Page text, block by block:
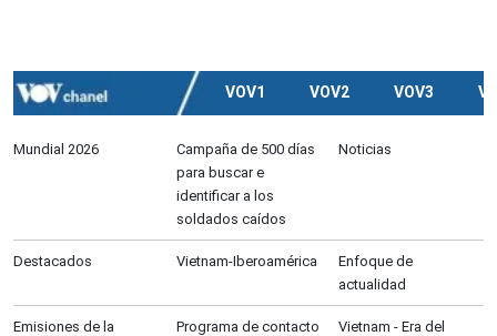
VOV1 VOV2 VOV3
Mundial 2026
Campaña de 500 días
para buscar e
identificar a los
soldados caídos
Noticias
Destacados Vietnam-Iberoamérica
Enfoque de
actualidad
Emisiones de la
Programa de contacto
Vietnam - Era del